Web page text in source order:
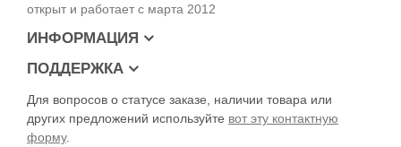
открыт и работает с марта 2012
ИНФОРМАЦИЯ
ПОДДЕРЖКА
Для вопросов о статусе заказе, наличии товара или
других предложений используйте вот эту контактную
форму.